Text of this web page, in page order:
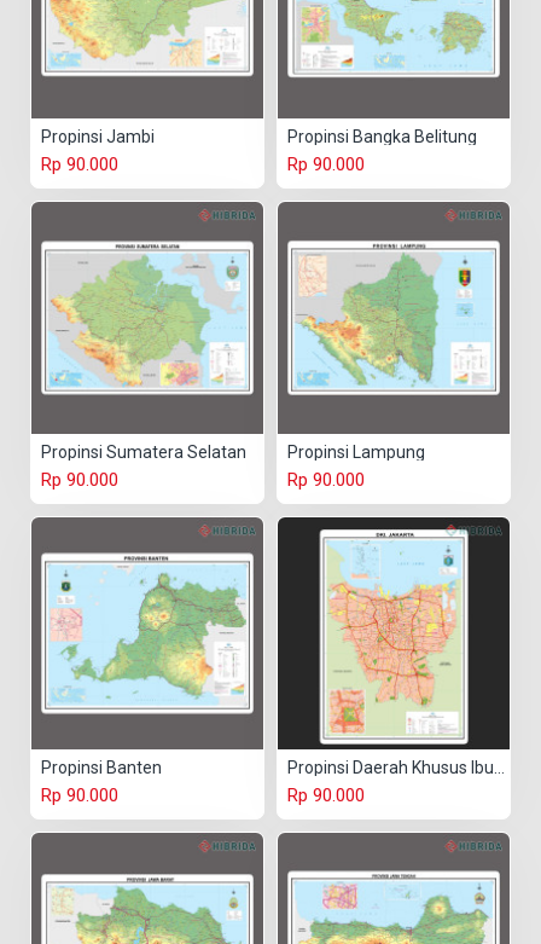
Propinsi Jambi
Rp 90.000
Propinsi Bangka Belitung
Rp 90.000
Propinsi Sumatera Selatan
Rp 90.000
Propinsi Lampung
Rp 90.000
Propinsi Banten
Rp 90.000
Propinsi Daerah Khusus Ibukota
Rp 90.000